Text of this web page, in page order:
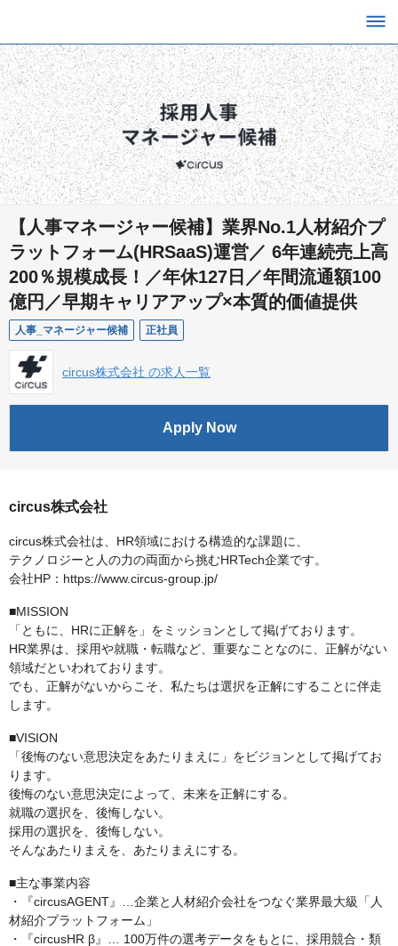
【人事マネージャー候補】業界No.1人材紹介プ
ラットフォーム(HRSaaS)運営／ 6年連続売上高
200％規模成長！／年休127日／年間流通額100
億円／早期キャリアアップ×本質的価値提供
人事_マネージャー候補 正社員
circus株式会社 の求人一覧
Apply Now
circus株式会社
circus株式会社は、HR領域における構造的な課題に、
テクノロジーと人の力の両面から挑むHRTech企業です。
会社HP：https://www.circus-group.jp/
■MISSION
「ともに、HRに正解を」をミッションとして掲げております。
HR業界は、採用や就職・転職など、重要なことなのに、正解がない
領域だといわれております。
でも、正解がないからこそ、私たちは選択を正解にすることに伴走
します。
■VISION
「後悔のない意思決定をあたりまえに」をビジョンとして掲げてお
ります。
後悔のない意思決定によって、未来を正解にする。
就職の選択を、後悔しない。
採用の選択を、後悔しない。
そんなあたりまえを、あたりまえにする。
■主な事業内容
・『circusAGENT』…企業と人材紹介会社をつなぐ業界最大級「人
材紹介プラットフォーム」
・『circusHR β』… 100万件の選考データをもとに、採用競合・類